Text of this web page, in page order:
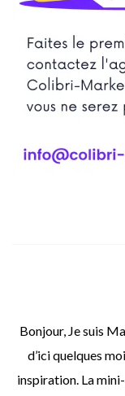
Bonjour, Je suis
d’ici quelques
inspiration. La